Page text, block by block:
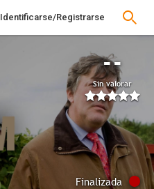
Identificarse/Registrarse
--
Sin valorar
Finalizada